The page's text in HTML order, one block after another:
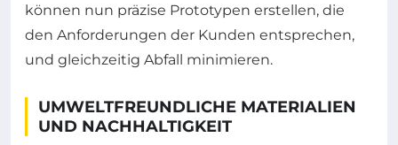
können nun präzise Prototypen erstellen, die
den Anforderungen der Kunden entsprechen,
und gleichzeitig Abfall minimieren.
UMWELTFREUNDLICHE MATERIALIEN
UND NACHHALTIGKEIT